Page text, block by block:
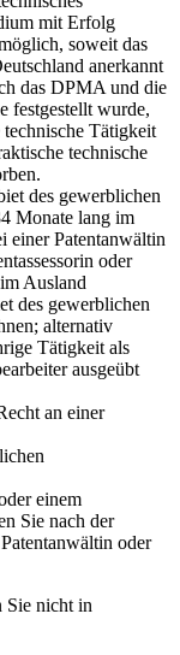
mit Erfolg
soweit das
anerkannt
das DPMA und die
festgestellt wurde,
technische Tätigkeit
technische
des gewerblichen
Monate lang im
einer Patentanwältin
oder
Ausland
des gewerblichen
alternativ
Tätigkeit als
ausgeübt
an einer
einem
Sie nach der
oder
Sie nicht in